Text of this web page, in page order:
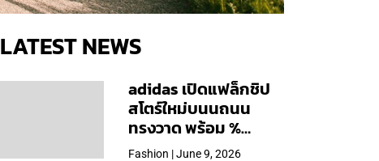
LATEST NEWS
adidas เปิดแฟล็กชิป
สโตร์ใหม่บนนถนน
ทรงวาด พร้อม %
Arabica และคอลเลก
Fashion | June 9, 2026